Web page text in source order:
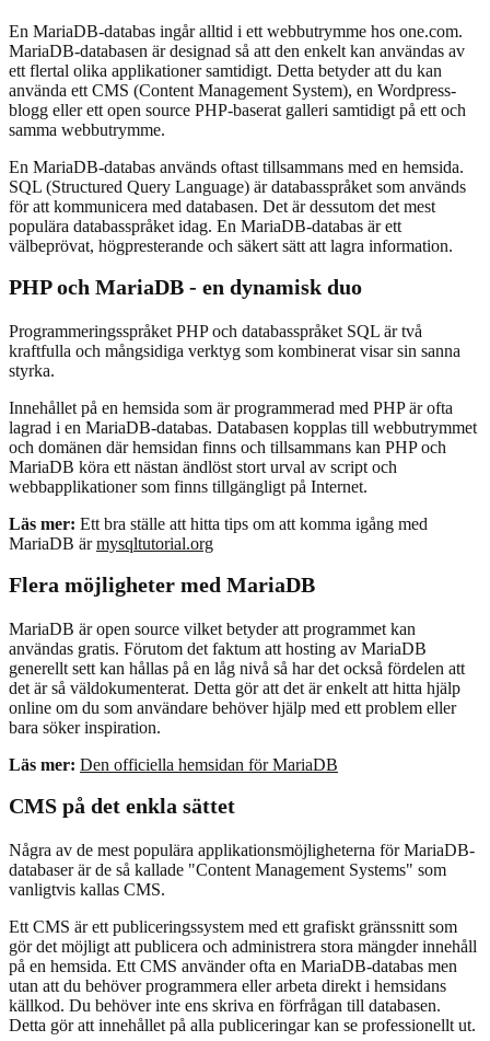
En MariaDB-databas ingår alltid i ett webbutrymme hos one.com.
MariaDB-databasen är designad så att den enkelt kan användas av
ett flertal olika applikationer samtidigt. Detta betyder att du kan
använda ett CMS (Content Management System), en Wordpress-
blogg eller ett open source PHP-baserat galleri samtidigt på ett och
samma webbutrymme.
En MariaDB-databas används oftast tillsammans med en hemsida.
SQL (Structured Query Language) är databasspråket som används
för att kommunicera med databasen. Det är dessutom det mest
populära databasspråket idag. En MariaDB-databas är ett
välbeprövat, högpresterande och säkert sätt att lagra information.
PHP och MariaDB - en dynamisk duo
Programmeringsspråket PHP och databasspråket SQL är två
kraftfulla och mångsidiga verktyg som kombinerat visar sin sanna
styrka.
Innehållet på en hemsida som är programmerad med PHP är ofta
lagrad i en MariaDB-databas. Databasen kopplas till webbutrymmet
och domänen där hemsidan finns och tillsammans kan PHP och
MariaDB köra ett nästan ändlöst stort urval av script och
webbapplikationer som finns tillgängligt på Internet.
Läs mer: Ett bra ställe att hitta tips om att komma igång med
MariaDB ärmysqltutorial.org
Flera möjligheter med MariaDB
MariaDB är open source vilket betyder att programmet kan
användas gratis. Förutom det faktum att hosting av MariaDB
generellt sett kan hållas på en låg nivå så har det också fördelen att
det är så väldokumenterat. Detta gör att det är enkelt att hitta hjälp
online om du som användare behöver hjälp med ett problem eller
bara söker inspiration.
Läs mer: Den officiella hemsidan för MariaDB
CMS på det enkla sättet
Några av de mest populära applikationsmöjligheterna för MariaDB-
databaser är de så kallade "Content Management Systems" som
vanligtvis kallas CMS.
Ett CMS är ett publiceringssystem med ett grafiskt gränssnitt som
gör det möjligt att publicera och administrera stora mängder innehåll
på en hemsida. Ett CMS använder ofta en MariaDB-databas men
utan att du behöver programmera eller arbeta direkt i hemsidans
källkod. Du behöver inte ens skriva en förfrågan till databasen.
Detta gör att innehållet på alla publiceringar kan se professionellt ut.